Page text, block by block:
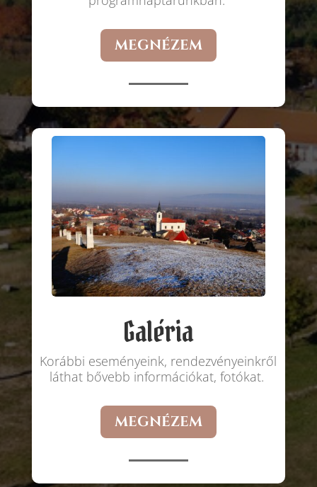
MEGNÉZEM
Galéria
Korábbi eseményeink, rendezvényeinkről
láthat bővebb információkat, fotókat.
MEGNÉZEM